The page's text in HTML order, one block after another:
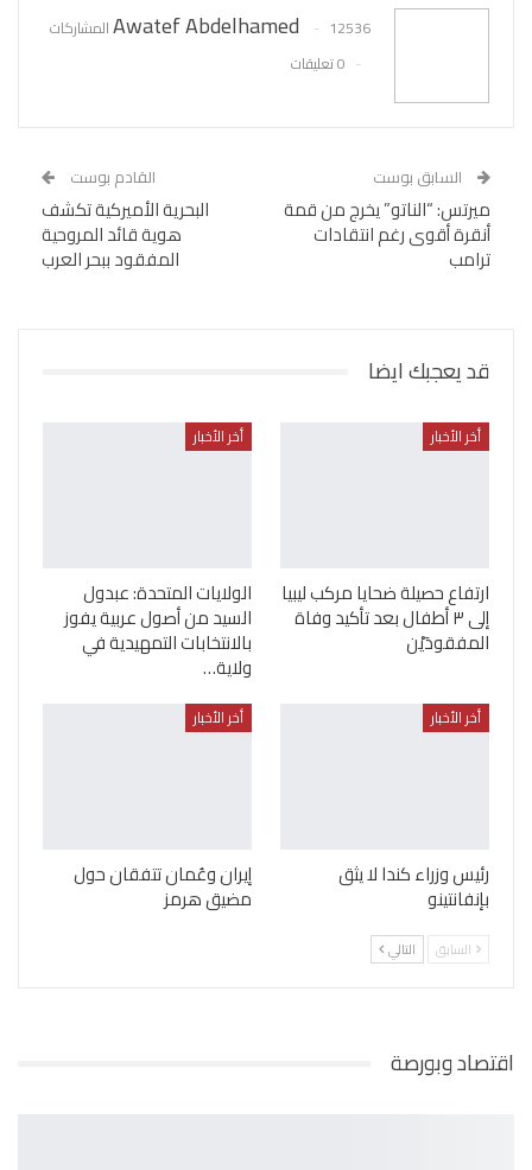
Awatef Abdelhamed
12536 المشاركات
0 تعليقات
السابق بوست
ميرتس: “الناتو” يخرج من قمة
أنقرة أقوى رغم انتقادات
ترامب
القادم بوست
البحرية الأميركية تكشف
هوية قائد المروحية
المفقود ببحر العرب
قد يعجبك ايضا
أخر الأخبار
ارتفاع حصيلة ضحايا مركب ليبيا
إلى ٣ أطفال بعد تأكيد وفاة
المفقودَيْن
أخر الأخبار
الولايات المتحدة: عبدول
السيد من أصول عربية يفوز
بالانتخابات التمهيدية في
ولاية…
أخر الأخبار
رئيس وزراء كندا لا يثق
بإنفانتينو
أخر الأخبار
إيران وعُمان تتفقان حول
مضيق هرمز
السابق التالي
اقتصاد وبورصة